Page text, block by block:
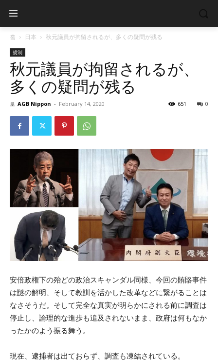
홈 日本 秋元議員が拘留されるが、多くの疑問が残る
規制
秋元議員が拘留されるが、
多くの疑問が残る
로 AGB Nippon - February 14, 2020 0
651
安倍政権下の殆どの政治スキャンダル同様、今回の賄賂事件
は謎の解明、そして教訓を活かした改革などに繋がることは
なさそうだ。そして完全な真実が明らかにされる前に調査は
停止し、論理的な進歩も追及されないまま、政府は何もなか
ったかのよう振る舞う。
現在、逮捕者は出ておらず、調査も凍結されている。